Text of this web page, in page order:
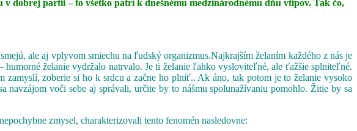
dobrej partii – to všetko patrí k dnešnému medzinárodnému dňu vtipov. Tak čo,
ale aj vplyvom smiechu na ľudský organizmus.Najkrajším želaním každého z nás je
želanie vydržalo natrvalo. Je ti želanie ľahko vysloviteľné, ale ťažšie splniteľné.
zamyslí, zoberie si ho k srdcu a začne ho plniť.. Ak áno, tak potom je to želanie vysoko
navzájom voči sebe aj správali, určite by to nášmu spolunažívaniu pomohlo. Žitie by sa
zmysel, charakterizovali tento fenomén nasledovne: